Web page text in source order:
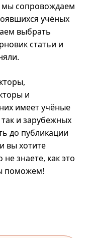
мы сопровождаем
учёных
выбрать
статьи и
и
имеет учёные
и зарубежных
до публикации
вы хотите
знаете, как это
поможем!